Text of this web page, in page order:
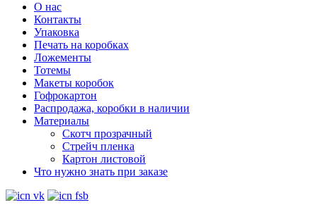
О нас
Контакты
Упаковка
Печать на коробках
Ложементы
Тотемы
Макеты коробок
Гофрокартон
Распродажа, коробки в наличии
Материалы
Скотч прозрачный
Стрейч пленка
Картон листовой
Что нужно знать при заказе